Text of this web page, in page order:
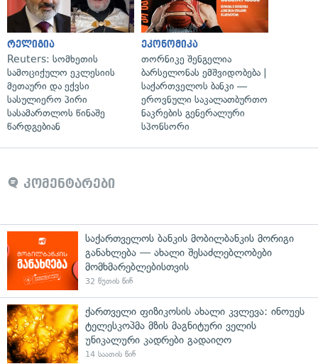
რელიგია
Reuters: სომხეთის
სამოციქულო ეკლესიის
მეთაური და ექვსი
სასულიერო პირი
სასამართლოს წინაშე
წარდგებიან
ეკონომიკა
თორნიკე შენგელია
ბარსელონას ემშვიდობება |
საქართველოს ბანკი —
ეროვნული საკალათბურთო
ნაკრების გენერალური
სპონსორი
კომენტარები
საქართველოს ბანკის მობილბანკის მორიგი
განახლება — ახალი შესაძლებლობები
მომხმარებლებისთვის
32 წუთის წინ
ქართველი ფიზიკოსის ახალი კვლევა: ინოუეს
ტელესკოპმა მზის მაგნიტური ველის
უნიკალური კადრები გადაიღო
14 საათის წინ